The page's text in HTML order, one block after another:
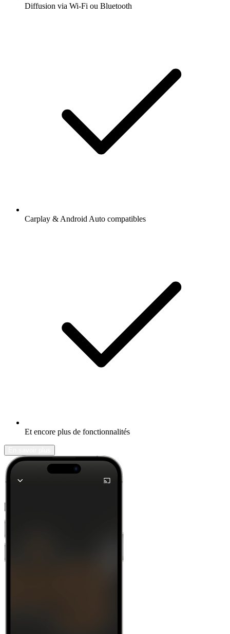
Diffusion via Wi-Fi ou Bluetooth
Carplay & Android Auto compatibles
Et encore plus de fonctionnalités